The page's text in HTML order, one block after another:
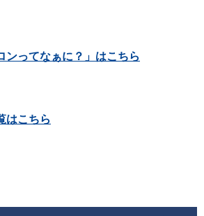
ンってなぁに？」はこちら
はこちら